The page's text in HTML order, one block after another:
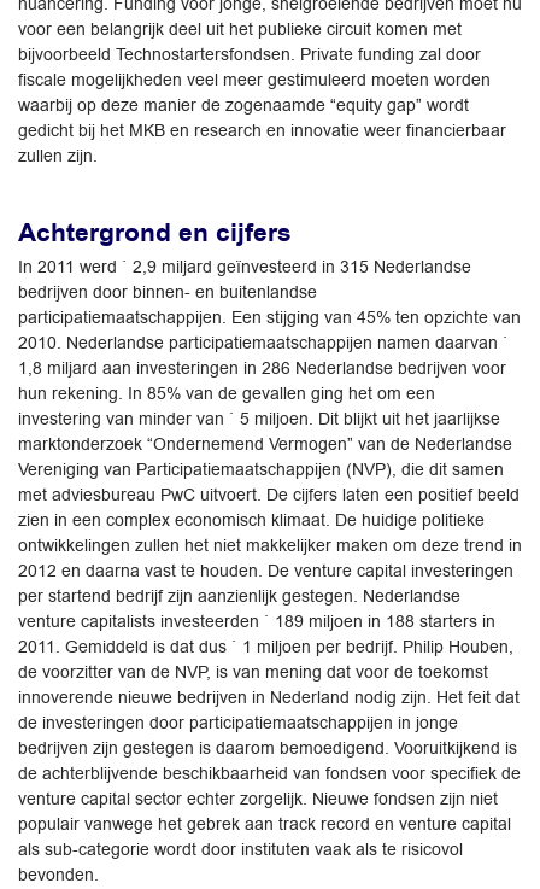
voor een belangrijk deel uit het publieke circuit komen met
bijvoorbeeld Technostartersfondsen. Private funding zal door
fiscale mogelijkheden veel meer gestimuleerd moeten worden
waarbij op deze manier de zogenaamde “equity gap” wordt
gedicht bij het MKB en research en innovatie weer financierbaar
zullen zijn.
Achtergrond en cijfers
In 2011 werd ` 2,9 miljard geïnvesteerd in 315 Nederlandse
bedrijven door binnen- en buitenlandse
participatiemaatschappijen. Een stijging van 45% ten opzichte van
2010. Nederlandse participatiemaatschappijen namen daarvan `
1,8 miljard aan investeringen in 286 Nederlandse bedrijven voor
hun rekening. In 85% van de gevallen ging het om een
investering van minder van ` 5 miljoen. Dit blijkt uit het jaarlijkse
marktonderzoek “Ondernemend Vermogen” van de Nederlandse
Vereniging van Participatiemaatschappijen (NVP), die dit samen
met adviesbureau PwC uitvoert. De cijfers laten een positief beeld
zien in een complex economisch klimaat. De huidige politieke
ontwikkelingen zullen het niet makkelijker maken om deze trend in
2012 en daarna vast te houden. De venture capital investeringen
per startend bedrijf zijn aanzienlijk gestegen. Nederlandse
venture capitalists investeerden ` 189 miljoen in 188 starters in
2011. Gemiddeld is dat dus ` 1 miljoen per bedrijf. Philip Houben,
de voorzitter van de NVP, is van mening dat voor de toekomst
innoverende nieuwe bedrijven in Nederland nodig zijn. Het feit dat
de investeringen door participatiemaatschappijen in jonge
bedrijven zijn gestegen is daarom bemoedigend. Vooruitkijkend is
de achterblijvende beschikbaarheid van fondsen voor specifiek de
venture capital sector echter zorgelijk. Nieuwe fondsen zijn niet
populair vanwege het gebrek aan track record en venture capital
als sub-categorie wordt door instituten vaak als te risicovol
bevonden.